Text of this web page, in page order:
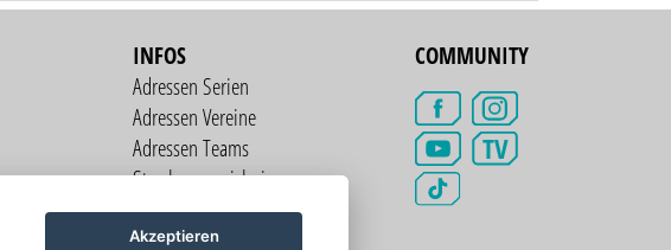
INFOS
Adressen Serien
Adressen Vereine
Adressen Teams
Streckenverzeichnis
COMMUNITY
TV
Akzeptieren